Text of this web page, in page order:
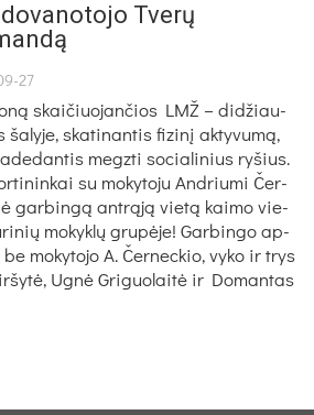
Tverų
27
skai­čiuo­jan­čios LMŽ – di­džiau­
ša­ly­je, ska­ti­nan­tis fi­zi­nį ak­ty­vu­mą,
megz­ti so­cia­li­nius ry­šius.
su mo­ky­to­ju And­riu­mi Čer­
gar­bin­gą ant­rą­ją vie­tą kai­mo vie­
mo­kyk­lų gru­pė­je! Gar­bin­go ap­
mo­ky­to­jo A. Čer­nec­kio, vy­ko ir trys
Ug­nė Gri­guo­lai­tė ir Do­man­tas